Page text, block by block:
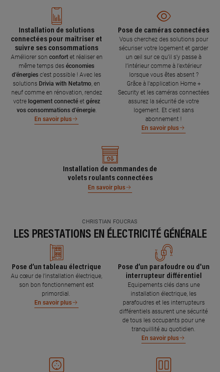
Installation de solutions
connectées pour maîtriser et
suivre ses consommations
Améliorer son confort et réaliser en
même temps des économies
d’énergies c’est possible ! Avec les
solutions Drivia with Netatmo , en
neuf comme en rénovation, rendez
votre logement connecté et gérez
vos consommations d’énergie.
En savoir plus
Pose de caméras connectées
Vous cherchez des solutions pour
sécuriser votre logement et garder
un œil sur ce qu’il s’y passe à
l’intérieur comme à l’extérieur
lorsque vous êtes absent ?
Grâce à l'application Home +
Security et les caméras connectées
assurez la sécurité de votre
logement. Et c'est sans
abonnement !
En savoir plus
Installation de commandes de
volets roulants connectées
En savoir plus
CHRISTIAN FOUCRAS
LES PRESTATIONS EN ÉLECTRICITÉ GÉNÉRALE
Pose d’un tableau électrique
Au cœur de l’installation électrique,
son bon fonctionnement est
primordial.
En savoir plus
Pose d’un parafoudre ou d'un
interrupteur différentiel
Equipements clés dans une
installation électrique, les
parafoudres et les interrupteurs
différentiels assurent une sécurité
de tous les occupants pour une
tranquillité au quotidien.
En savoir plus